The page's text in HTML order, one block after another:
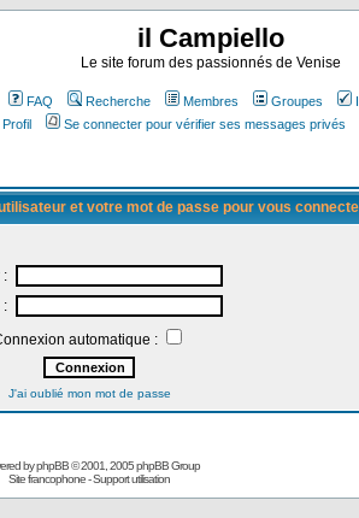
il Campiello
Le site forum des passionnés de Venise
FAQ Recherche Membres Groupes
Profil
Se connecter pour vérifier ses messages privés
et votre mot de passe pour vous
:
:
automatique :
J'ai oublié mon mot de passe
byphpBB© 2001, 2005 phpBB Group
Site francophone-Support utilisation